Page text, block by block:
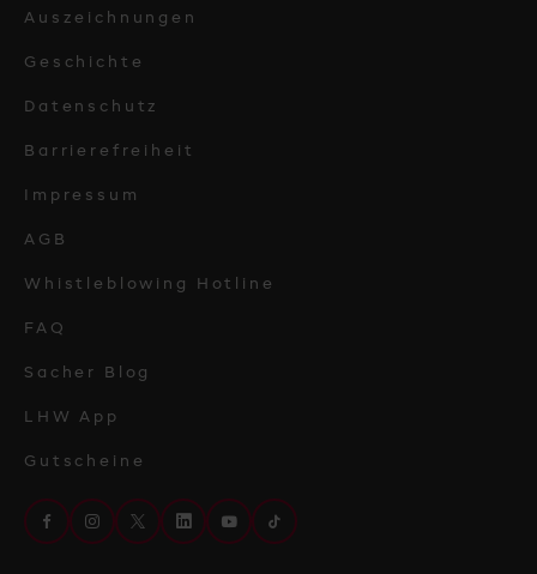
Auszeichnungen
Geschichte
Datenschutz
Barrierefreiheit
Impressum
AGB
Whistleblowing Hotline
FAQ
Sacher Blog
LHW App
Gutscheine